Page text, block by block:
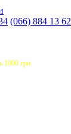
(066) 884 13 62
1000 грн